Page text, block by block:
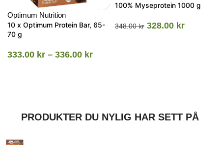
Optimum Nutrition
10 x Optimum Protein Bar, 65-
70 g
333.00 kr – 336.00 kr
100% Myseprotein 1000 g
348.00kr 328.00 kr
PRODUKTER DU NYLIG HAR SETT PÅ